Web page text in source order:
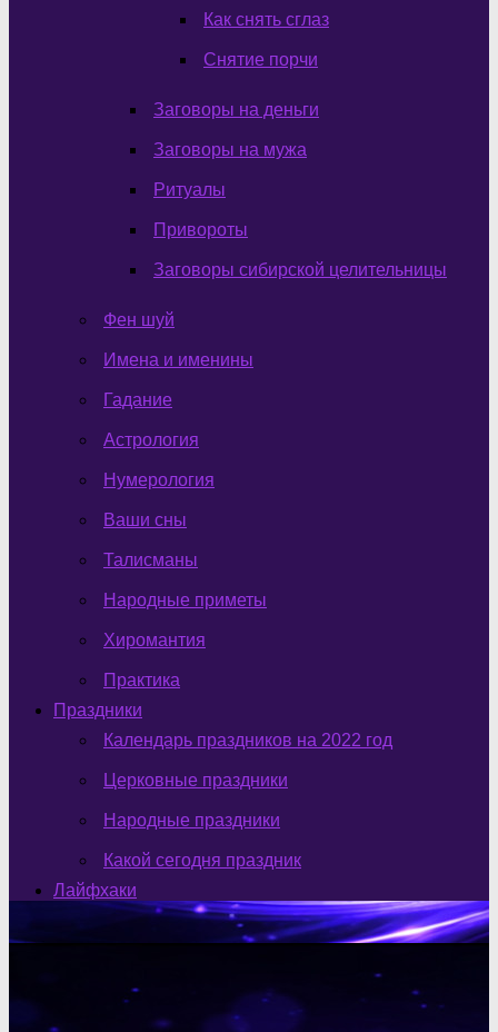
Как снять сглаз
Снятие порчи
Заговоры на деньги
Заговоры на мужа
Ритуалы
Привороты
Заговоры сибирской целительницы
Фен шуй
Имена и именины
Гадание
Астрология
Нумерология
Ваши сны
Талисманы
Народные приметы
Хиромантия
Практика
Праздники
Календарь праздников на 2022 год
Церковные праздники
Народные праздники
Какой сегодня праздник
Лайфхаки